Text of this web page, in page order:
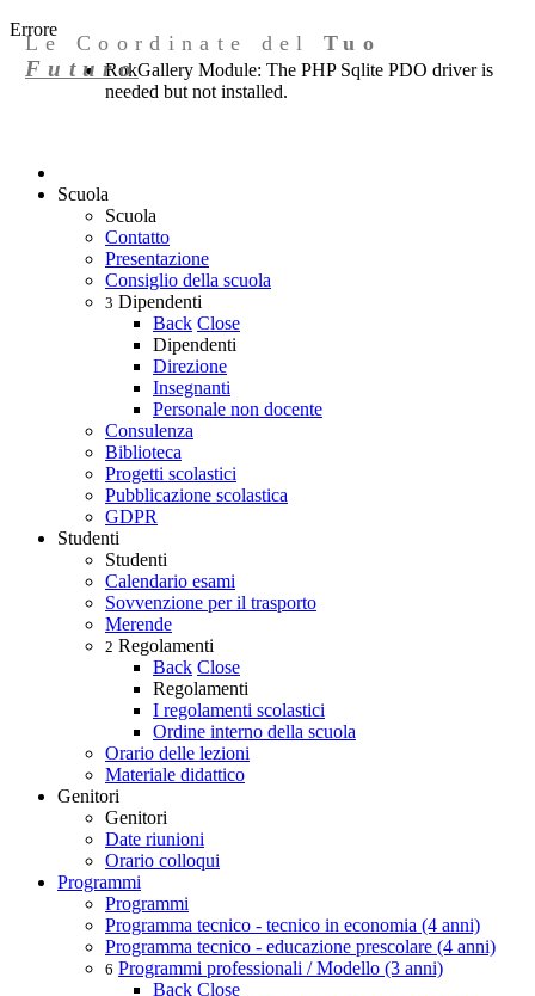
Errore
RokGallery Module: The PHP Sqlite PDO driver is
needed but not installed.
Le Coordinate delTuo
Futuro
Scuola
Scuola
Contatto
Presentazione
Consiglio della scuola
3 Dipendenti
Back Close
Dipendenti
Direzione
Insegnanti
Personale non docente
Consulenza
Biblioteca
Progetti scolastici
Pubblicazione scolastica
GDPR
Studenti
Studenti
Calendario esami
Sovvenzione per il trasporto
Merende
2 Regolamenti
Back Close
Regolamenti
I regolamenti scolastici
Ordine interno della scuola
Orario delle lezioni
Materiale didattico
Genitori
Genitori
Date riunioni
Orario colloqui
Programmi
Programmi
Programma tecnico - tecnico in economia (4 anni)
Programma tecnico - educazione prescolare (4 anni)
6 Programmi professionali / Modello (3 anni)
Back Close